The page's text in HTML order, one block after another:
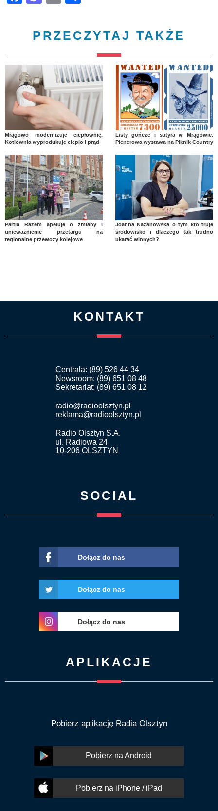
PRZECZYTAJ TAKŻE
Mrągowo modernizuje ciepłownię.
Kotłownia wyprodukuje ciepło i prąd
Listy gończe i satyra w Mrągowie.
Plenerowa wystawa na Piknik Country
Partia Razem apeluje o zmiany i
unieważnienie przetargu na
regionalne przewozy kolejowe
Joanna Kazanowska o tym kto truje
środowisko i dlaczego tak trudno
ukarać winnych?
KONTAKT
Centrala: (89) 526 44 34
Newsroom: (89) 651 08 48
Sekretariat: (89) 651 08 12
radio@radioolsztyn.pl
reklama@radioolsztyn.pl
Radio Olsztyn S.A.
ul. Radiowa 24
10-206 OLSZTYN
SOCIAL
Dołącz do nas
Dołącz do nas
Dołącz do nas
APLIKACJE
Pobierz aplikację Radia Olsztyn
Pobierz na Android
Pobierz na iPhone / iPad